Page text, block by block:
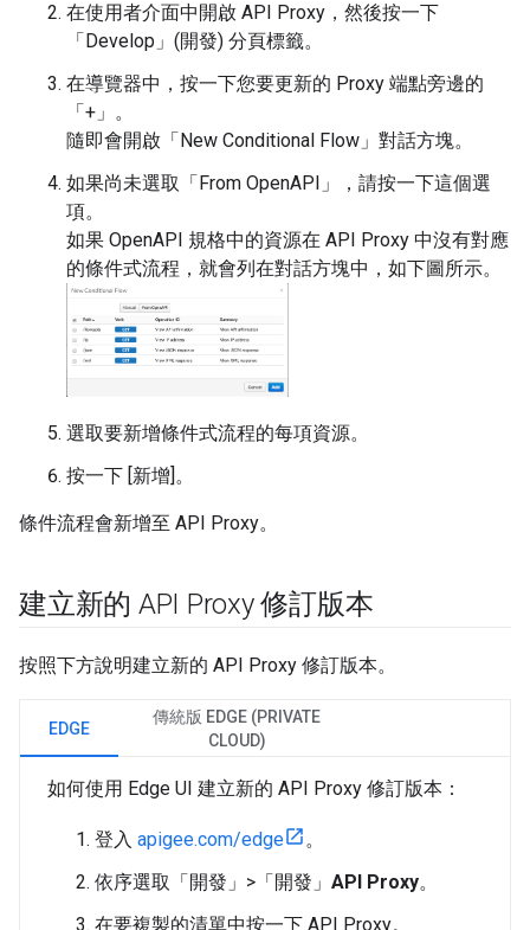
在使用者介面中開啟 API Proxy，然後按一下
「Develop」(開發) 分頁標籤。
在導覽器中，按一下您要更新的 Proxy 端點旁邊的
「+」 。
隨即會開啟「New Conditional Flow」對話方塊。
如果尚未選取「From OpenAPI」
，請按一下這個選
項。
如果 OpenAPI 規格中的資源在 API Proxy 中沒有對應
的條件式流程，就會列在對話方塊中，如下圖所示。
選取要新增條件式流程的每項資源。
按一下 [新增]。
條件流程會新增至 API Proxy。
建立新的 API Proxy 修訂版本
按照下方說明建立新的 API Proxy 修訂版本。
EDGE
傳統版 EDGE (PRIVATE
CLOUD)
如何使用 Edge UI 建立新的 API Proxy 修訂版本：
登入 apigee.com/edge
。
依序選取「開發」>「開發」 API Proxy。
在要複製的清單中按一下 API Proxy。